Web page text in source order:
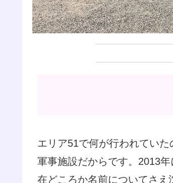
エリア51で何が行われてい
軍事施設だからです。2013
在どころか名前についてさえ